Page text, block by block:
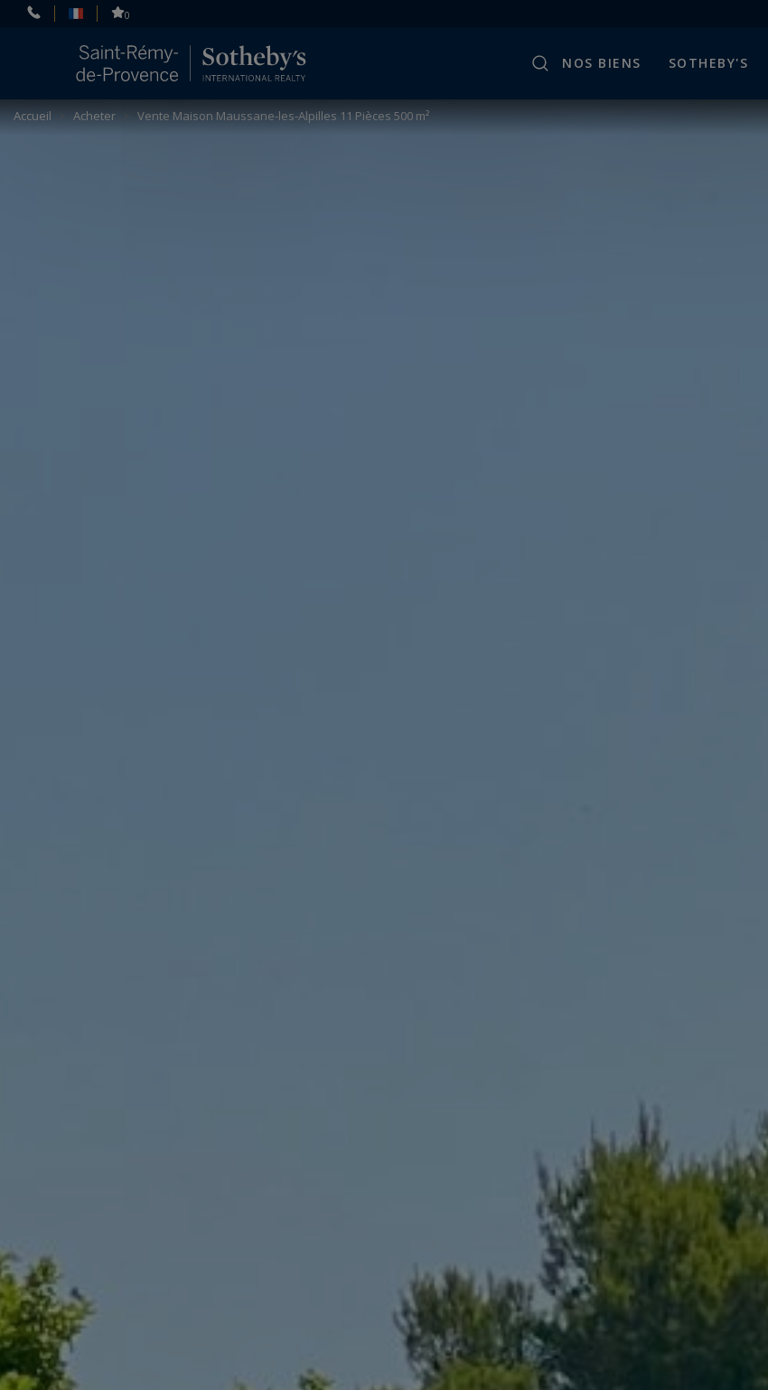
0
NOS BIENS SOTHEBY'S
Accueil > Acheter > Vente Maison Maussane-les-Alpilles 11 Pièces 500 m²
Panneau de gestion des cookies